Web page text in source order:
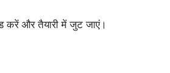
करें और तैयारी में जुट जाएं।